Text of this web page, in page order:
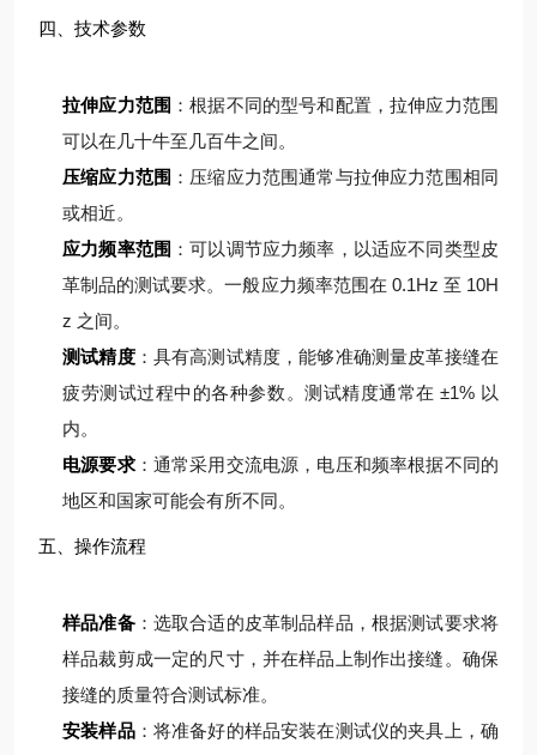
四、技术参数
拉伸应力范围 ：根据不同的型号和配置，拉伸应力范围
可以在几十牛至几百牛之间。
压缩应力范围 ：压缩应力范围通常与拉伸应力范围相同
或相近。
应力频率范围 ：可以调节应力频率，以适应不同类型皮
革制品的测试要求。一般应力频率范围在 0.1Hz 至 10H
z 之间。
测试精度：具有高测试精度，能够准确测量皮革接缝在
疲劳测试过程中的各种参数。测试精度通常在 ±1% 以
内。
电源要求：通常采用交流电源，电压和频率根据不同的
地区和国家可能会有所不同。
五、操作流程
样品准备：选取合适的皮革制品样品，根据测试要求将
样品裁剪成一定的尺寸，并在样品上制作出接缝。确保
接缝的质量符合测试标准。
安装样品：将准备好的样品安装在测试仪的夹具上，确